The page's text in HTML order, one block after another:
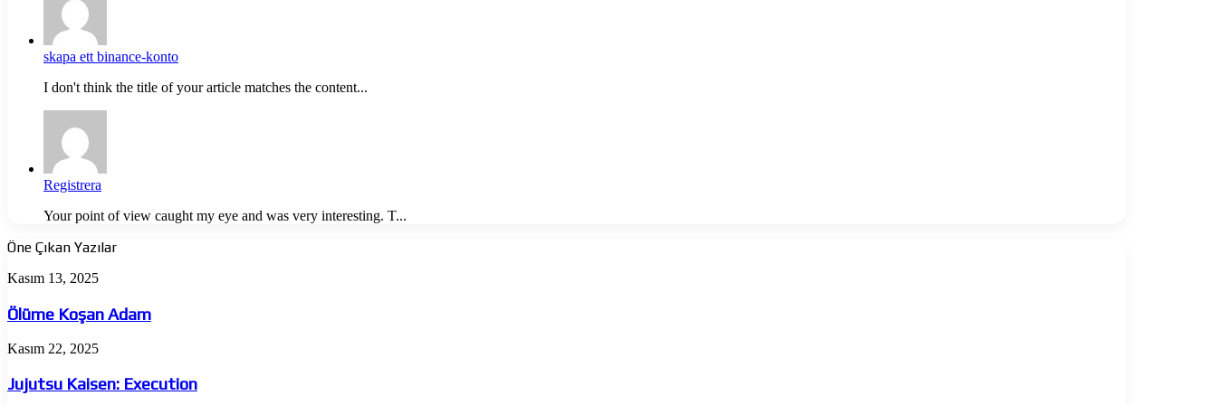
skapa ett binance-konto
I don't think the title of your article matches the content...
Registrera
Your point of view caught my eye and was very interesting. T...
Öne Çıkan Yazılar
Ölüme
Adam
Kasım 13, 2025
Ölüme Koşan Adam
Jujutsu
Execution
Kasım 22, 2025
Jujutsu Kaisen: Execution